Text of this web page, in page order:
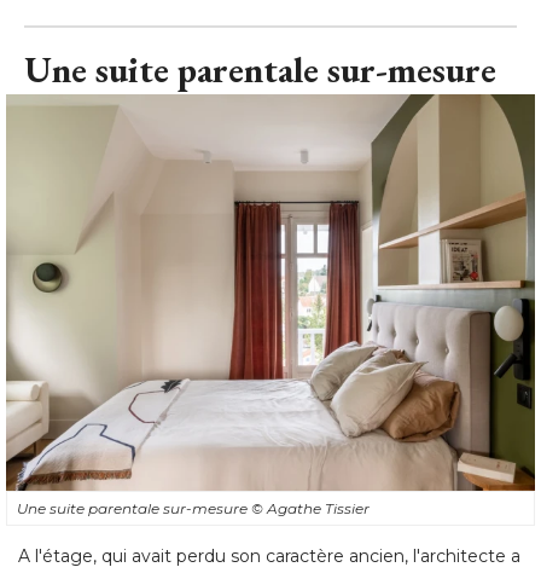
Une suite parentale sur-mesure
Une suite parentale sur-mesure © Agathe Tissier
A l'étage, qui avait perdu son caractère ancien, l'architecte a